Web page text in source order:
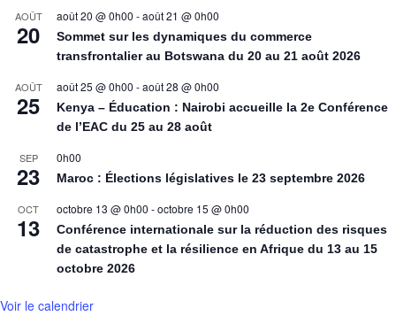
AOÛT
20
août 20 @ 0h00 -août 21 @ 0h00
Sommet sur les dynamiques du commerce
transfrontalier au Botswana du 20 au 21 août 2026
AOÛT
25
août 25 @ 0h00 -août 28 @ 0h00
Kenya – Éducation : Nairobi accueille la 2e Conférence
de l’EAC du 25 au 28 août
SEP
23
0h00
Maroc : Élections législatives le 23 septembre 2026
OCT
13
octobre 13 @ 0h00 -octobre 15 @ 0h00
Conférence internationale sur la réduction des risques
de catastrophe et la résilience en Afrique du 13 au 15
octobre 2026
Voir le calendrier